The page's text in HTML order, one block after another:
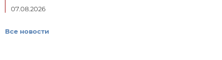
07.08.2026
Все новости